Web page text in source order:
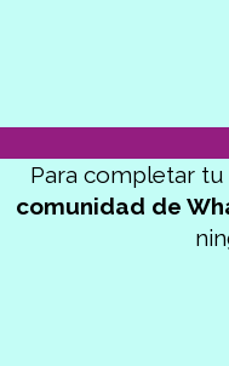
Para completar
comunidad de